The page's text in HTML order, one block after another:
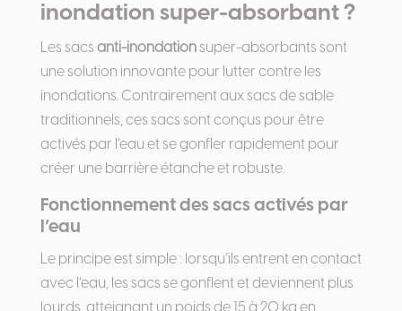
inondation super-absorbant ?
Les sacs anti-inondationsuper-absorbants sont
une solution innovante pour lutter contre les
inondations. Contrairement aux sacs de sable
traditionnels, ces sacs sont conçus pour être
activés par l’eau et se gonfler rapidement pour
créer une barrière étanche et robuste.
Fonctionnement des sacs activés par
l’eau
Le principe est simple : lorsqu’ils entrent en contact
avec l’eau, les sacs se gonflent et deviennent plus
lourds, atteignant un poids de 15 à 20 kg en